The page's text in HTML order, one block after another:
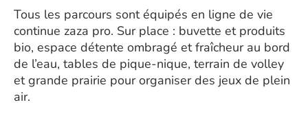
Tous les parcours sont équipés en ligne de vie
continue zaza pro. Sur place : buvette et produits
bio, espace détente ombragé et fraîcheur au bord
de l’eau, tables de pique-nique, terrain de volley
et grande prairie pour organiser des jeux de plein
air.